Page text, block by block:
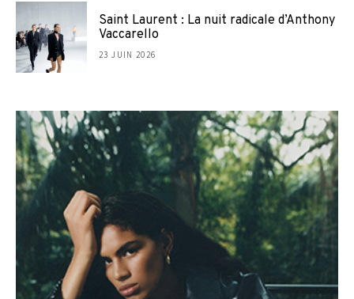
Saint Laurent : La nuit radicale d’Anthony
Vaccarello
23 JUIN 2026